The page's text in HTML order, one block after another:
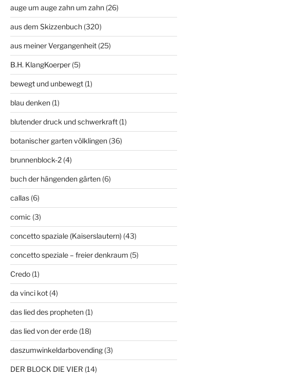
auge um auge zahn um zahn(26)
aus dem Skizzenbuch(320)
aus meiner Vergangenheit(25)
B.H. KlangKoerper(5)
bewegt und unbewegt(1)
blau denken(1)
blutender druck und schwerkraft(1)
botanischer garten völklingen(36)
brunnenblock-2(4)
buch der hängenden gärten(6)
callas(6)
comic (3)
concetto spaziale (Kaiserslautern) (43)
concetto speziale – freier denkraum (5)
Credo(1)
da vinci kot(4)
das lied des propheten(1)
das lied von der erde(18)
daszumwinkeldarbovending(3)
DER BLOCK DIE VIER (14)